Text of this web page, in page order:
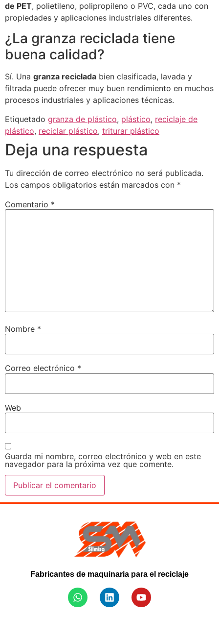
de PET, polietileno, polipropileno o PVC, cada uno con
propiedades y aplicaciones industriales diferentes.
¿La granza reciclada tiene
buena calidad?
Sí. Una granza reciclada bien clasificada, lavada y
filtrada puede ofrecer muy buen rendimiento en muchos
procesos industriales y aplicaciones técnicas.
Etiquetado granza de plástico, plástico, reciclaje de
plástico, reciclar plástico, triturar plástico
Deja una respuesta
Tu dirección de correo electrónico no será publicada.
Los campos obligatorios están marcados con *
Comentario *
Nombre *
Correo electrónico *
Web
Guarda mi nombre, correo electrónico y web en este
navegador para la próxima vez que comente.
Fabricantes de maquinaria para el reciclaje